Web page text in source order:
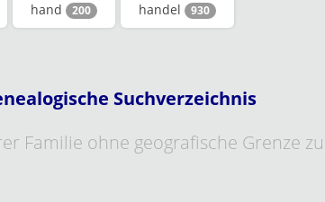
hand 200 handel 930
Suchverzeichnis
Familie ohne geografische Grenze